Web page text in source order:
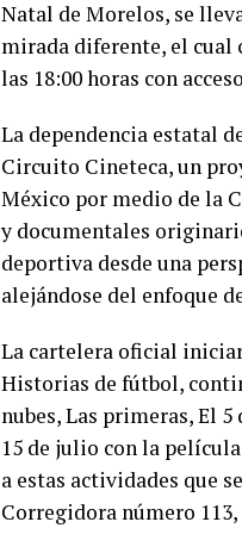
Natal de Morelos, se
mirada diferente, el cual
las 18:00 horas con
La dependencia estatal
Circuito Cineteca, un
México por medio de la
y documentales
deportiva desde una
alejándose del enfoque
La cartelera oficial
Historias de fútbol,
nubes, Las primeras, El
15 de julio con la
a estas actividades que
Corregidora número